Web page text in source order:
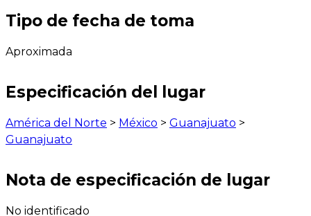
Tipo de fecha de toma
Aproximada
Especificación del lugar
América del Norte > México > Guanajuato >
Guanajuato
Nota de especificación de lugar
No identificado